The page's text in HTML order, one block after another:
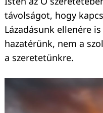
távolságot, hogy
Lázadásunk ellenére
hazatérünk, nem a
a szeretetünkre.